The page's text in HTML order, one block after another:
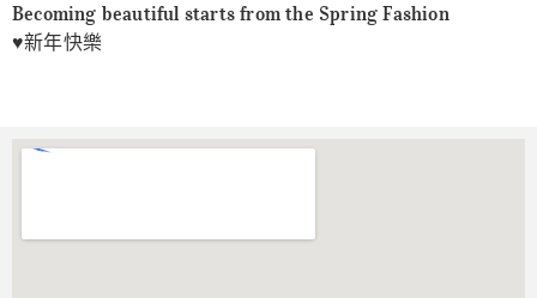
Becoming beautiful starts from the Spring Fashion
♥️新年快樂